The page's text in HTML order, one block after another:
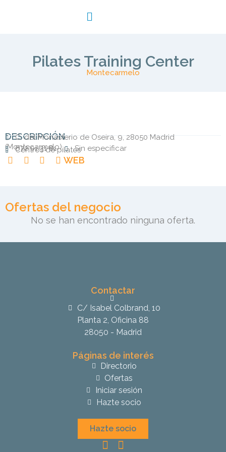
Pilates Training Center
Montecarmelo
DESCRIPCIÓN
C. del Monasterio de Oseira, 9, 28050 Madrid
(Montecarmelo)
672 01 31 81 Sin especificar
Centros de pilates
WEB
Ofertas del negocio
No se han encontrado ninguna oferta.
Contactar
C/ Isabel Colbrand, 10
Planta 2, Oficina 88
28050 - Madrid
Páginas de interés
Directorio
Ofertas
Iniciar sesión
Hazte socio
Hazte socio